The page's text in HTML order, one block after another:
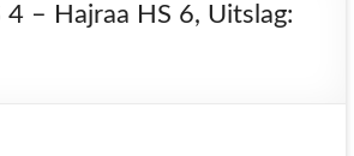
4 – Hajraa HS 6, Uitslag: